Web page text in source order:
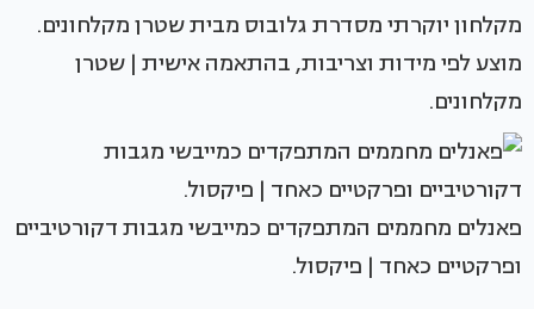
מקלחון יוקרתי מסדרת גלובוס מבית שטרן מקלחונים.
מוצע לפי מידות וצריבות, בהתאמה אישית | שטרן
מקלחונים.
פאנלים מחממים המתפקדים כמייבשי מגבות דקורטיביים
ופרקטיים כאחד | פיקסול.